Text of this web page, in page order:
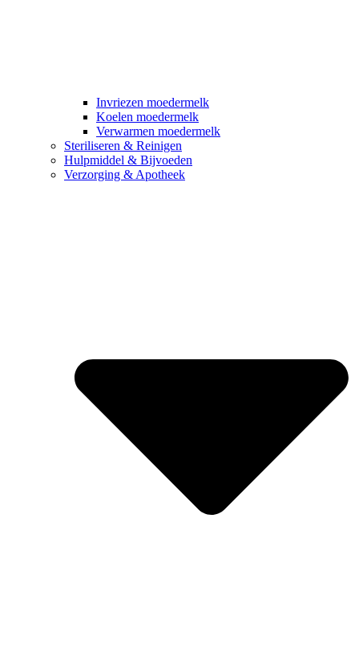
Invriezen moedermelk
Koelen moedermelk
Verwarmen moedermelk
Steriliseren & Reinigen
Hulpmiddel & Bijvoeden
Verzorging & Apotheek